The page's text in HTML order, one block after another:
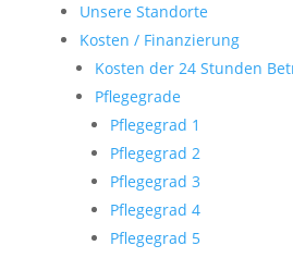
Unsere Standorte
Kosten / Finanzierung
Kosten der 24 Stunden
Pflegegrade
Pflegegrad 1
Pflegegrad 2
Pflegegrad 3
Pflegegrad 4
Pflegegrad 5